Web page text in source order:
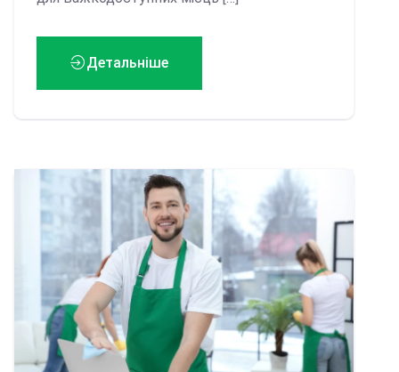
Детальніше